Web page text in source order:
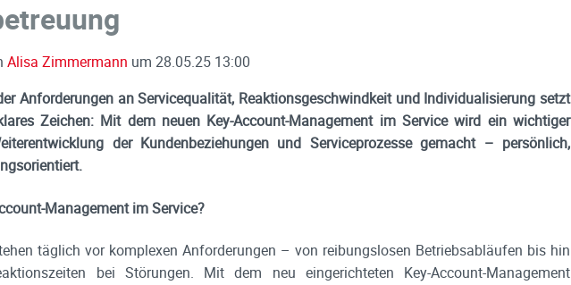
Alisa Zimmermann um 28.05.25 13:00
Anforderungen an Servicequalität, Reaktionsgeschwindkeit und Individualisierung setzt
Zeichen: Mit dem neuen Key-Account-Management im Service wird ein wichtiger
der Kundenbeziehungen und Serviceprozesse gemacht – persönlich,
Management im Service?
täglich vor komplexen Anforderungen – von reibungslosen Betriebsabläufen bis hin
bei Störungen. Mit dem neu eingerichteten Key-Account-Management